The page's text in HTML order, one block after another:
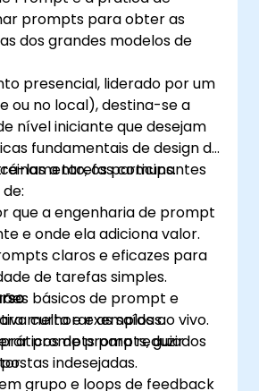
prompts para obter as
dos grandes modelos de
presencial, liderado por um
ou no local), destina-se a
nível iniciante que desejam
fundamentais de design de
las a tarefas comuns.
os participantes
que a engenharia de prompt
e onde ela adiciona valor.
claros e eficazes para
de tarefas simples.
básicos de prompt e
melhorar as saídas.
prompts para reduzir
indesejadas.
curta e exemplos ao vivo.
de prompts, guiados
grupo e loops de feedback